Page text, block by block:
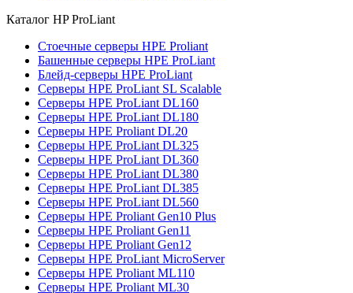
Каталог HP ProLiant
Стоечные серверы HPE Proliant
Башенные серверы HPE ProLiant
Блейд-серверы HPE ProLiant
Серверы HPE ProLiant SL Scalable
Серверы HPE ProLiant DL160
Серверы HPE ProLiant DL180
Серверы HPE Proliant DL20
Серверы HPE ProLiant DL325
Серверы HPE ProLiant DL360
Серверы HPE ProLiant DL380
Серверы HPE ProLiant DL385
Серверы HPE ProLiant DL560
Серверы HPE Proliant Gen10 Plus
Серверы HPE Proliant Gen11
Серверы HPE Proliant Gen12
Серверы HPE ProLiant MicroServer
Серверы HPE Proliant ML110
Серверы HPE Proliant ML30